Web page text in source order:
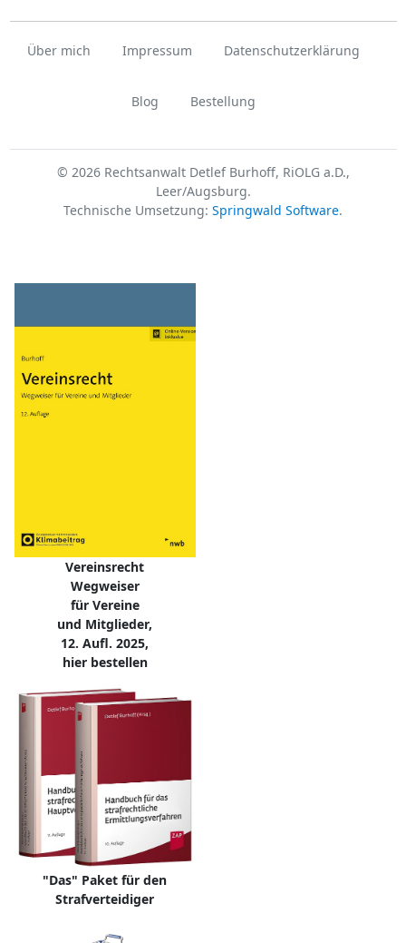
Über mich Impressum Datenschutzerklärung
Blog Bestellung
© 2026 Rechtsanwalt Detlef Burhoff, RiOLG a.D.,
Leer/Augsburg.
Technische Umsetzung: Springwald Software.
Vereinsrecht
Wegweiser
für Vereine
und Mitglieder,
12. Aufl. 2025,
hier bestellen
"Das" Paket für den
Strafverteidiger